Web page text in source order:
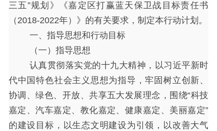
三五”规划》《嘉定区打赢蓝天保卫战目标责任书
（2018-2022年）》的有关要求，制定本行动计划。
一、指导思想和行动目标
（一）指导思想
认真贯彻落实党的十九大精神，以习近平新时
代中国特色社会主义思想为指导，牢固树立创新、
协调、绿色、开放、共享五大发展理念，围绕“科技
嘉定、汽车嘉定、教化嘉定、健康嘉定、美丽嘉定”
的建设目标，以生态文明建设为引领，以改善大气